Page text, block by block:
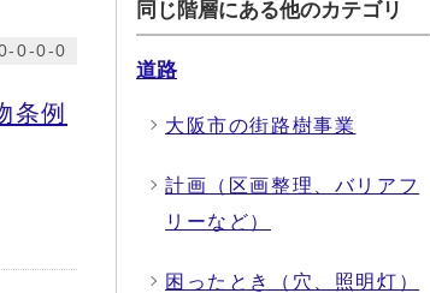
0-0-0
条例
同じ階層にある他のカテゴリ
道路
大阪市の街路樹事業
計画（区画整理、バリアフ
リーなど）
困ったとき（穴、照明灯）